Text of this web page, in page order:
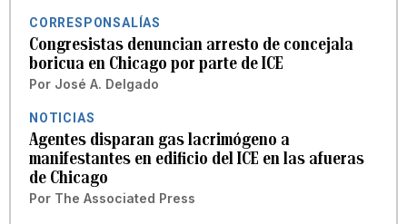
CORRESPONSALÍAS
Congresistas denuncian arresto de concejala
boricua en Chicago por parte de ICE
Por José A. Delgado
NOTICIAS
Agentes disparan gas lacrimógeno a
manifestantes en edificio del ICE en las afueras
de Chicago
Por The Associated Press